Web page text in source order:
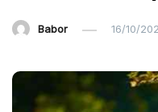
Babor 16/10/